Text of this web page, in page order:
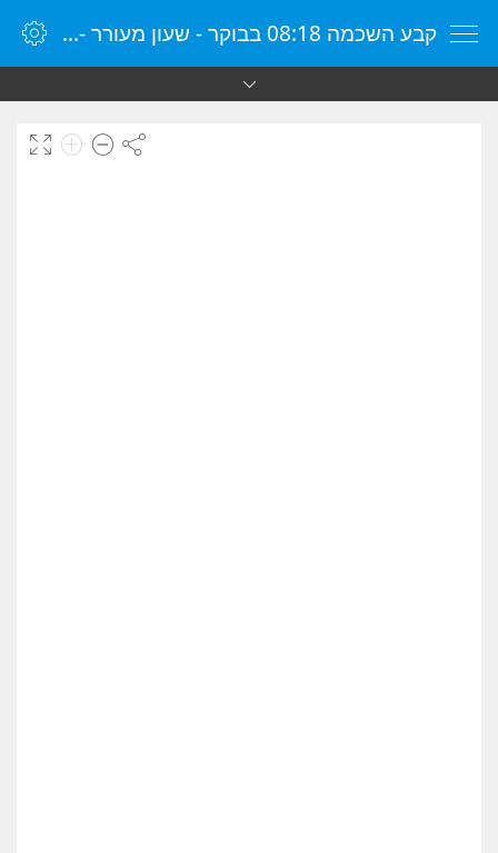
קבע השכמה 08:18 בבוקר - שעון מעורר - שעון מעורר מקוון - שעון מעורר במחשב